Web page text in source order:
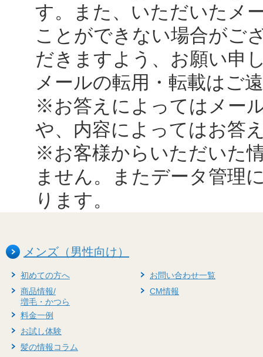
す。また、いただいたメ
ことができない場合がご
だきますよう、お願い申
メールの転用・転載はご
※お答えによってはメー
や、内容によってはお答
※お客様からいただいた
ません。またデータ管理
ります。
メンズ（男性向け）
初めての方へ
商品情報/
増毛・かつら
料金一例
お試し体験
髪の情報コラム
お問い合わせ一覧
CM情報